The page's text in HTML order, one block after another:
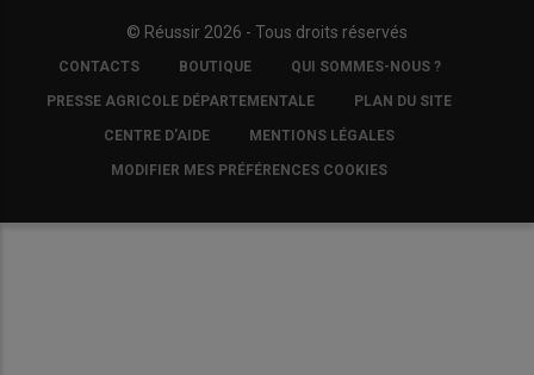
© Réussir 2026 - Tous droits réservés
FOOTER
COPYRIGHT
CONTACTS BOUTIQUE QUI SOMMES-NOUS ?
PRESSE AGRICOLE DÉPARTEMENTALE PLAN DU SITE
CENTRE D'AIDE MENTIONS LÉGALES
MODIFIER MES PRÉFÉRENCES COOKIES